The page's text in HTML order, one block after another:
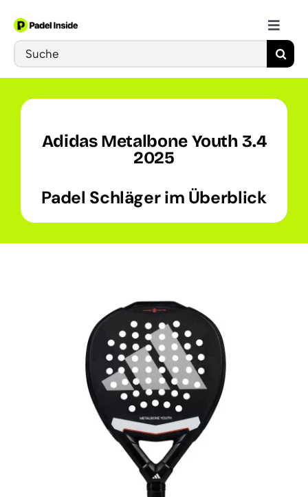
content
Toggle
Schläger
Bälle
Schuhe
Training
Search
for:
Adidas Metalbone Youth 3.4
2025
Padel Schläger im Überblick